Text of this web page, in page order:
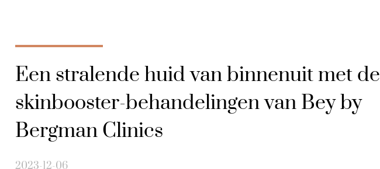
Een stralende huid van binnenuit met de
skinbooster-behandelingen van Bey by
Bergman Clinics
2023-12-06